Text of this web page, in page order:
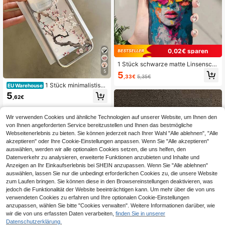
5
EU Warehouse 1 Stück minimalistisch
e Blumen-Element Mode Handyhüll
e, elektroplattiert glänzend, einfach
es Zweig- und Blumenmuster, komp
15/14 Plus 13/12/11, Schutzhülle, Fr
ühlings-Geschenk, Geburtstag, Jah
restag
5 ,62€
0,02€ sparen
1 Stück schwarze matte Linsenscut
z Blumen Portrait Muster Handyhüll
e, personalisiert kompatibel mit iPh
1 und Serie, wasserdicht, stoßfest, k
ratzfest, internationale Version, nich
t die Inlandsversion
5 ,33€ 5,35€
Wir verwenden Cookies und ähnliche Technologien auf unserer Website, um Ihnen den
von Ihnen angeforderten Service bereitzustellen und Ihnen das bestmögliche
Webseitenerlebnis zu bieten. Sie können jederzeit nach Ihrer Wahl "Alle ablehnen", "Alle
akzeptieren" oder Ihre Cookie-Einstellungen anpassen. Wenn Sie "Alle akzeptieren"
auswählen, werden wir alle optionalen Cookies setzen, die uns helfen, den
Datenverkehr zu analysieren, erweiterte Funktionen anzubieten und Inhalte und
Anzeigen an Ihr Einkaufserlebnis bei SHEIN anzupassen. Wenn Sie "Alle ablehnen"
auswählen, lassen Sie nur die unbedingt erforderlichen Cookies zu, die unsere Website
zum Laufen bringen. Sie können diese in den Browsereinstellungen deaktivieren, was
jedoch die Funktionalität der Website beeinträchtigen kann. Um mehr über die von uns
verwendeten Cookies zu erfahren und Ihre optionalen Cookie-Einstellungen
anzupassen, wählen Sie bitte "Cookies verwalten". Weitere Informationen darüber, wie
wir die von uns erfassten Daten verarbeiten, finden Sie in unserer
Datenschutzerklärung.